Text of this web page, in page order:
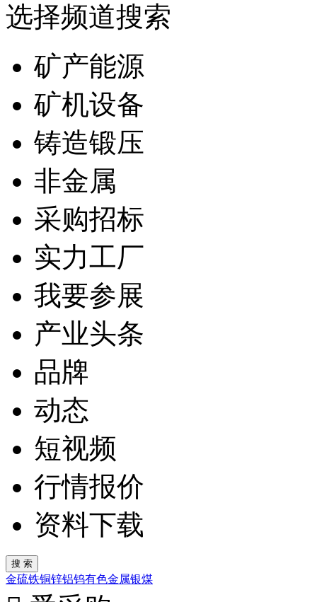
选择频道搜索
矿产能源
矿机设备
铸造锻压
非金属
采购招标
实力工厂
我要参展
产业头条
品牌
动态
短视频
行情报价
资料下载
金硫铁铜锌铝钨有色金属银煤